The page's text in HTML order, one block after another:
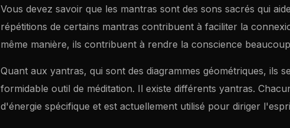
Vous devez savoir que les mantras sont des sons sacrés qui
répétitions de certains mantras contribuent à faciliter la
même manière, ils contribuent à rendre la conscience
Quant aux yantras, qui sont des diagrammes géométriques, ils
formidable outil de méditation. Il existe différents yantras.
d'énergie spécifique et est actuellement utilisé pour diriger